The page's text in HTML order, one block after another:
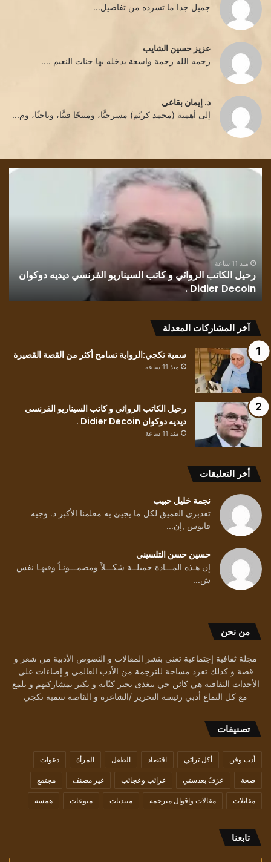
جميل جدا ما تسرده من تفاصيل...
عزيز حسين الشايب
رحمه الله رحمة واسعة يدخله بها جنات النعيم ....
د. إيمان بقاعي
إلى أهمية (محمد كريّم) مسرحيًّا، ومنتجًا فنيًّا، وباحثًا، وم...
رحيل
ديديه
دوكوان
Didier
Decoin
منذ 11 ساعة
رحيل الكاتب الروائي و كاتب السيناريو الفرنسي ديديه دوكوان
Didier Decoin .
آخر المشاركات المعدلة
سمية تكجي:الرواية تسامح أكثر من القصة القصيرة
منذ 11 ساعة
رحيل الكاتب الروائي و كاتب السيناريو الفرنسي
ديديه دوكوان Didier Decoin .
منذ 11 ساعة
أخر التعليقات
نجمة خليل حبيب
تقدبرى العميق لكل ما يجيئ به معلمنا الأكبر د. وجيه
فانوس ,إن...
حسين حسن التلسيني
إن هـذه المـــادة جميلــة شكـــلاً ومضمـــونـاً وفيهـا نفس
ش...
من نحن
مجلة ثقافية إجتماعية تعنى بنشر المقالات و النصوص الأدبية من شعر و
قصة و كذلك تفرد مساحة للترجمة من الأدب العالمي و إضاءات على
الأحداث الثقافية هي كائن حي يتغذى بحبر كتّابه و يكبر بمشاركتهم و يلمع
مع كل التماع أدبي رئيسة التحرير /الشاعرة و القاصة سمية تكجي
تصنيفات
أدب وفن أكل تراثي اقتصاد الطفل المرأة دعوات
صحة عزفٌ بعدستي غرائب وعجائب غير مصنف مجتمع
مقابلات مقالات واقوال مترجمة منتديات منوعات همسة
تابعنا